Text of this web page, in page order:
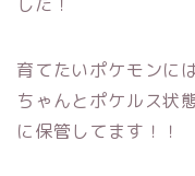
育てたいポケモンに
ちゃんとポケルス状
に保管してます！！